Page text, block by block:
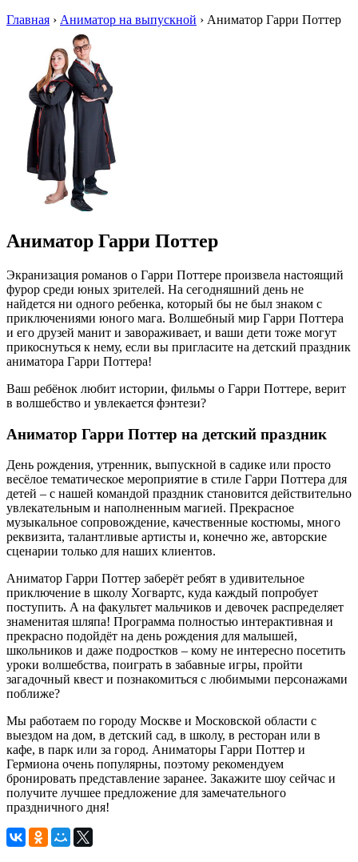
Главная › Аниматор на выпускной › Аниматор Гарри Поттер
Аниматор Гарри Поттер
Экранизация романов о Гарри Поттере произвела настоящий
фурор среди юных зрителей. На сегодняшний день не
найдется ни одного ребенка, который бы не был знаком с
приключениями юного мага. Волшебный мир Гарри Поттера
и его друзей манит и завораживает, и ваши дети тоже могут
прикоснуться к нему, если вы пригласите на детский праздник
аниматора Гарри Поттера!
Ваш ребёнок любит истории, фильмы о Гарри Поттере, верит
в волшебство и увлекается фэнтези?
Аниматор Гарри Поттер на детский праздник
День рождения, утренник, выпускной в садике или просто
весёлое тематическое мероприятие в стиле Гарри Поттера для
детей – с нашей командой праздник становится действительно
увлекательным и наполненным магией. Прекрасное
музыкальное сопровождение, качественные костюмы, много
реквизита, талантливые артисты и, конечно же, авторские
сценарии только для наших клиентов.
Аниматор Гарри Поттер заберёт ребят в удивительное
приключение в школу Хогвартс, куда каждый попробует
поступить. А на факультет мальчиков и девочек распределяет
знаменитая шляпа! Программа полностью интерактивная и
прекрасно подойдёт на день рождения для малышей,
школьников и даже подростков – кому не интересно посетить
уроки волшебства, поиграть в забавные игры, пройти
загадочный квест и познакомиться с любимыми персонажами
поближе?
Мы работаем по городу Москве и Московской области с
выездом на дом, в детский сад, в школу, в ресторан или в
кафе, в парк или за город. Аниматоры Гарри Поттер и
Гермиона очень популярны, поэтому рекомендуем
бронировать представление заранее. Закажите шоу сейчас и
получите лучшее предложение для замечательного
праздничного дня!